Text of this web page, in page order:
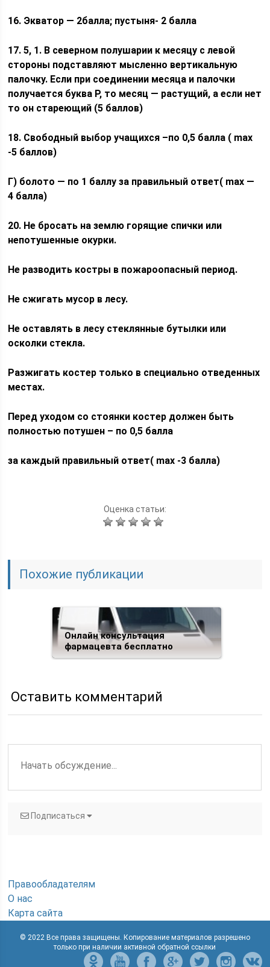
16. Экватор — 2балла; пустыня- 2 балла
17. 5, 1. В северном полушарии к месяцу с левой
стороны подставляют мысленно вертикальную
палочку. Если при соединении месяца и палочки
получается буква Р, то месяц — растущий, а если нет
то он стареющий (5 баллов)
18. Свободный выбор учащихся –по 0,5 балла ( max
-5 баллов)
Г) болото — по 1 баллу за правильный ответ( max —
4 балла)
20. Не бросать на землю горящие спички или
непотушенные окурки.
Не разводить костры в пожароопасный период.
Не сжигать мусор в лесу.
Не оставлять в лесу стеклянные бутылки или
осколки стекла.
Разжигать костер только в специально отведенных
местах.
Перед уходом со стоянки костер должен быть
полностью потушен – по 0,5 балла
за каждый правильный ответ( max -3 балла)
Оценка статьи:
Похожие публикации
Онлайн консультация
фармацевта бесплатно
Оставить комментарий
Подписаться
Правообладателям
О нас
Карта сайта
© 2022 Все права защищены. Копирование материалов разрешено
только при наличии активной обратной ссылки